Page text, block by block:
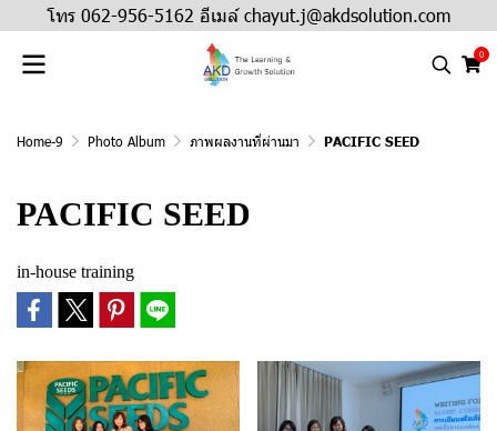
โทร 062-956-5162 อีเมล์ chayut.j@akdsolution.com
0
Home-9 Photo Album ภาพผลงานที่ผ่านมา PACIFIC SEED
PACIFIC SEED
in-house training